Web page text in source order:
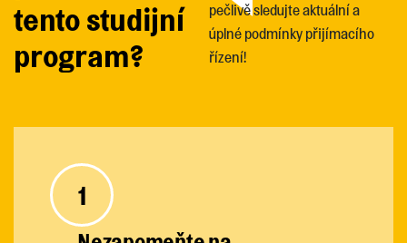
tento studijní
program?
pečlivě sledujte aktuální a
úplné podmínky přijímacího
řízení!
1